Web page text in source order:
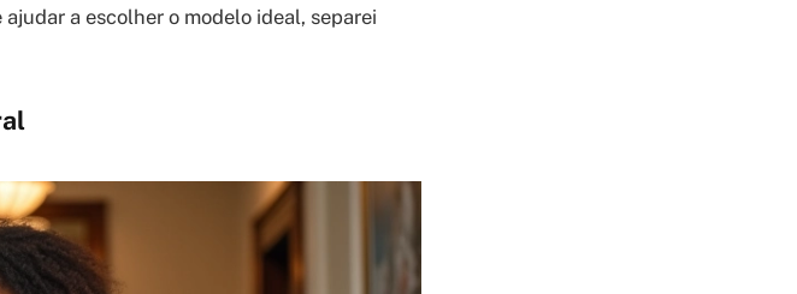
a escolher o modelo ideal, separei